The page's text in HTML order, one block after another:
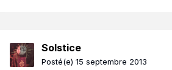
Solstice
Posté(e) 15 septembre 2013